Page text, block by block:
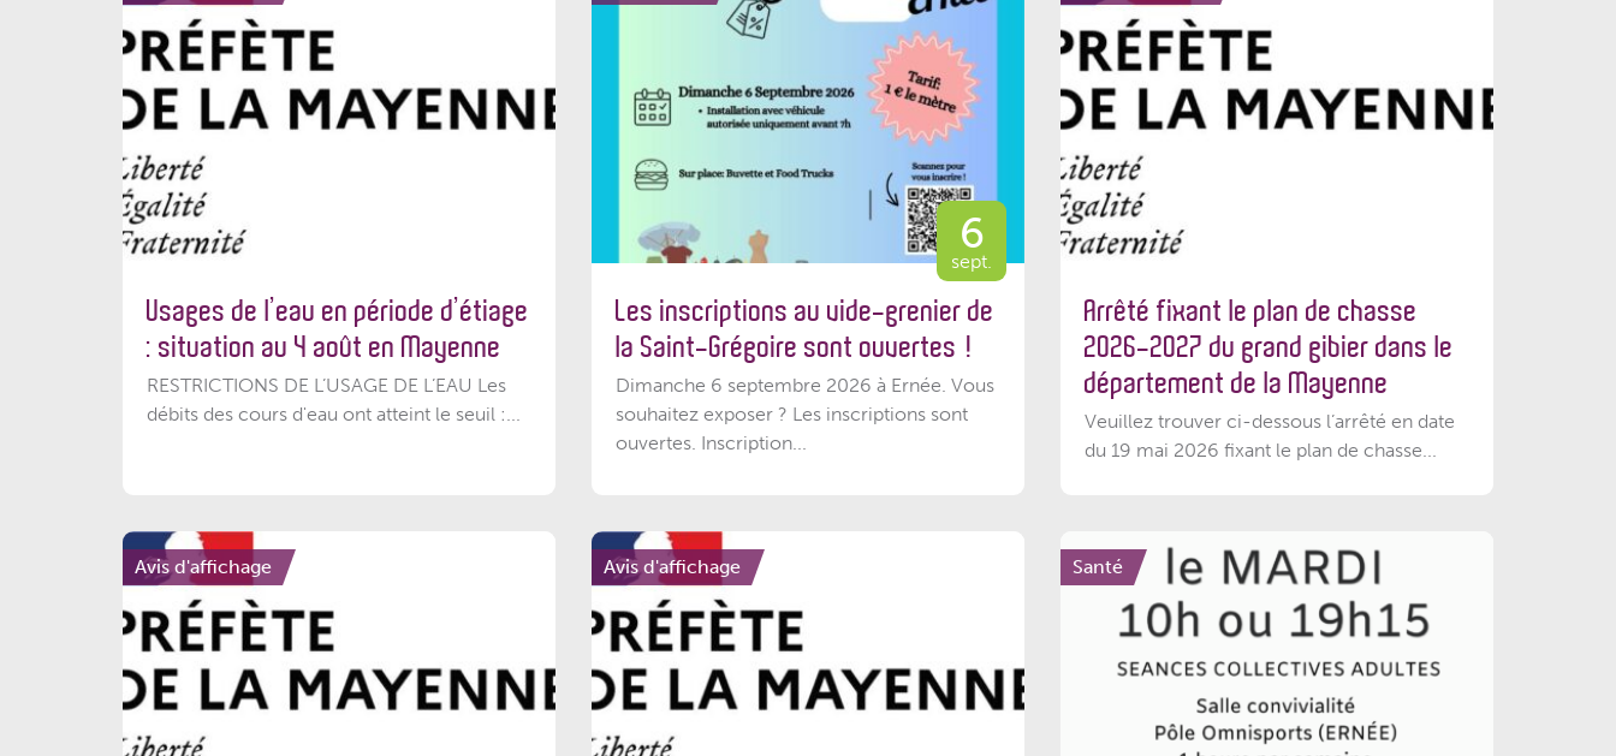
Usages de l’eau en période d’étiage
: situation au 4 août en Mayenne
RESTRICTIONS DE L’USAGE DE L’EAU Les
débits des cours d'eau ont atteint le seuil :...
6
sept.
Les inscriptions au vide-grenier de
la Saint-Grégoire sont ouvertes !
Dimanche 6 septembre 2026 à Ernée. Vous
souhaitez exposer ? Les inscriptions sont
ouvertes. Inscription...
Arrêté fixant le plan de chasse
2026-2027 du grand gibier dans le
département de la Mayenne
Veuillez trouver ci-dessous l’arrêté en date
du 19 mai 2026 fixant le plan de chasse...
Avis d'affichage Avis d'affichage Santé